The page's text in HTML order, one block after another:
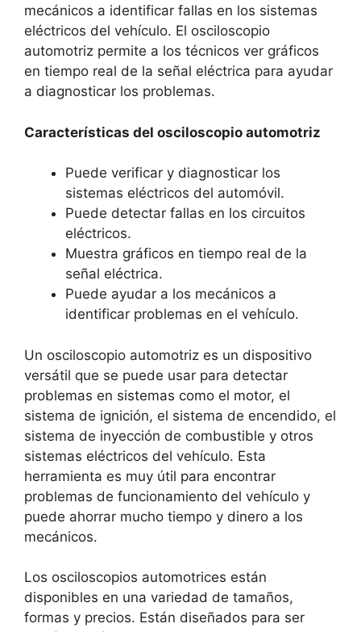
mecánicos a identificar fallas en los sistemas
eléctricos del vehículo. El osciloscopio
automotriz permite a los técnicos ver gráficos
en tiempo real de la señal eléctrica para ayudar
a diagnosticar los problemas.
Características del osciloscopio automotriz
Puede verificar y diagnosticar los
sistemas eléctricos del automóvil.
Puede detectar fallas en los circuitos
eléctricos.
Muestra gráficos en tiempo real de la
señal eléctrica.
Puede ayudar a los mecánicos a
identificar problemas en el vehículo.
Un osciloscopio automotriz es un dispositivo
versátil que se puede usar para detectar
problemas en sistemas como el motor, el
sistema de ignición, el sistema de encendido, el
sistema de inyección de combustible y otros
sistemas eléctricos del vehículo. Esta
herramienta es muy útil para encontrar
problemas de funcionamiento del vehículo y
puede ahorrar mucho tiempo y dinero a los
mecánicos.
Los osciloscopios automotrices están
disponibles en una variedad de tamaños,
formas y precios. Están diseñados para ser